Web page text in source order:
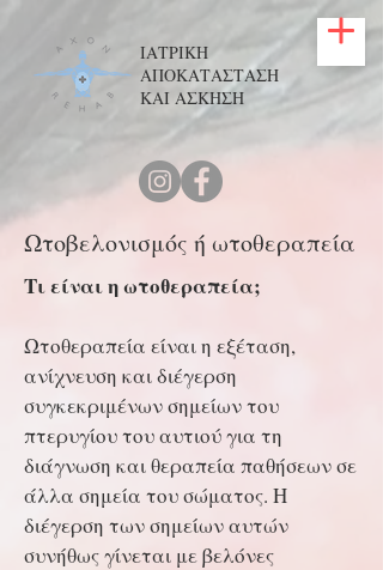
ΙΑΤΡΙΚΗ
ΑΠΟΚΑΤΑΣΤΑΣΗ
ΚΑΙ ΑΣΚΗΣΗ
Ωτοβελονισμός ή ωτοθεραπεία
Τι είναι η ωτοθεραπεία;
Ωτοθεραπεία είναι η εξέταση,
ανίχνευση και διέγερση
συγκεκριμένων σημείων του
πτερυγίου του αυτιού για τη
διάγνωση και θεραπεία παθήσεων σε
άλλα σημεία του σώματος. Η
διέγερση των σημείων αυτών
συνήθως γίνεται με βελόνες